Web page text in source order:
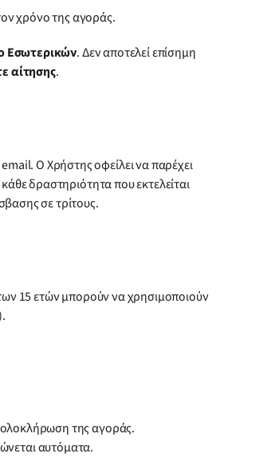
χρόνο της αγοράς.
Εσωτερικών. Δεν αποτελεί επίσημη
αίτησης.
Ο Χρήστης οφείλει να παρέχει
δραστηριότητα που εκτελείται
σε τρίτους.
15 ετών μπορούν να χρησιμοποιούν
ολοκλήρωση της αγοράς.
αυτόματα.